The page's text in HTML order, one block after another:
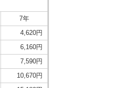
7年
4,620円
6,160円
7,590円
10,670円